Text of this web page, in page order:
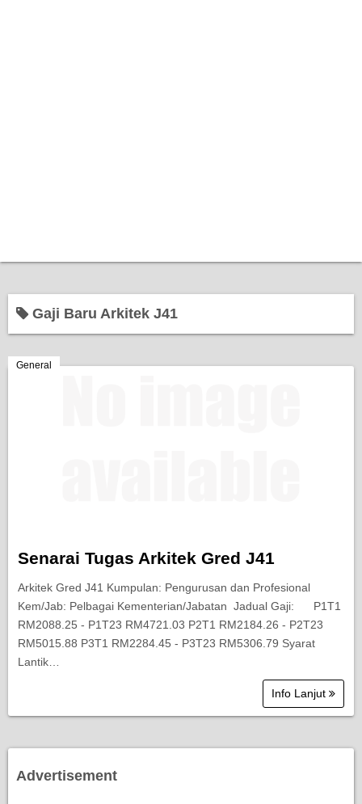
Bantuan Kerajaan
Berita Semasa
Gaji Baru Arkitek J41
General
Senarai Tugas Arkitek Gred J41
Arkitek Gred J41 Kumpulan: Pengurusan dan Profesional
Kem/Jab: Pelbagai Kementerian/Jabatan Jadual Gaji: P1T1
RM2088.25 - P1T23 RM4721.03 P2T1 RM2184.26 - P2T23
RM5015.88 P3T1 RM2284.45 - P3T23 RM5306.79 Syarat
Lantik…
Info Lanjut
Advertisement